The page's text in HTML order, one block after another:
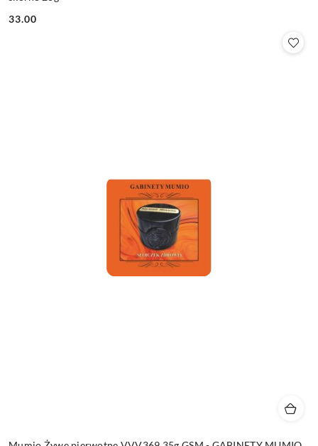
Cena:
33.00